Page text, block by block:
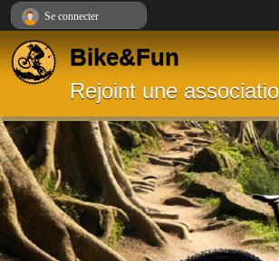
Bike&Fun
Rejoint une
Se connecter
Panneau de gestion des cookies